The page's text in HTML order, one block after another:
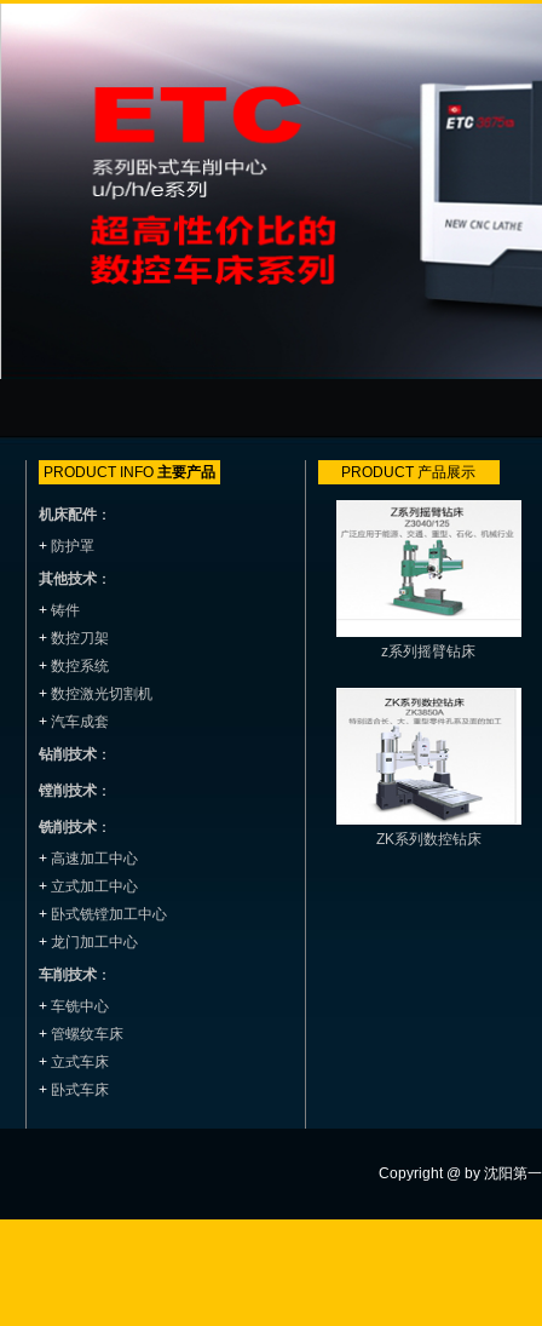
PRODUCT INFO 主要产品
机床配件：
+ 防护罩
其他技术：
+ 铸件
+ 数控刀架
+ 数控系统
+ 数控激光切割机
+ 汽车成套
钻削技术：
镗削技术：
铣削技术：
+ 高速加工中心
+ 立式加工中心
+ 卧式铣镗加工中心
+ 龙门加工中心
车削技术：
+ 车铣中心
+ 管螺纹车床
+ 立式车床
+ 卧式车床
PRODUCT 产品展示
z系列摇臂钻床
ZK系列数控钻床
Copyright @ by 沈阳第